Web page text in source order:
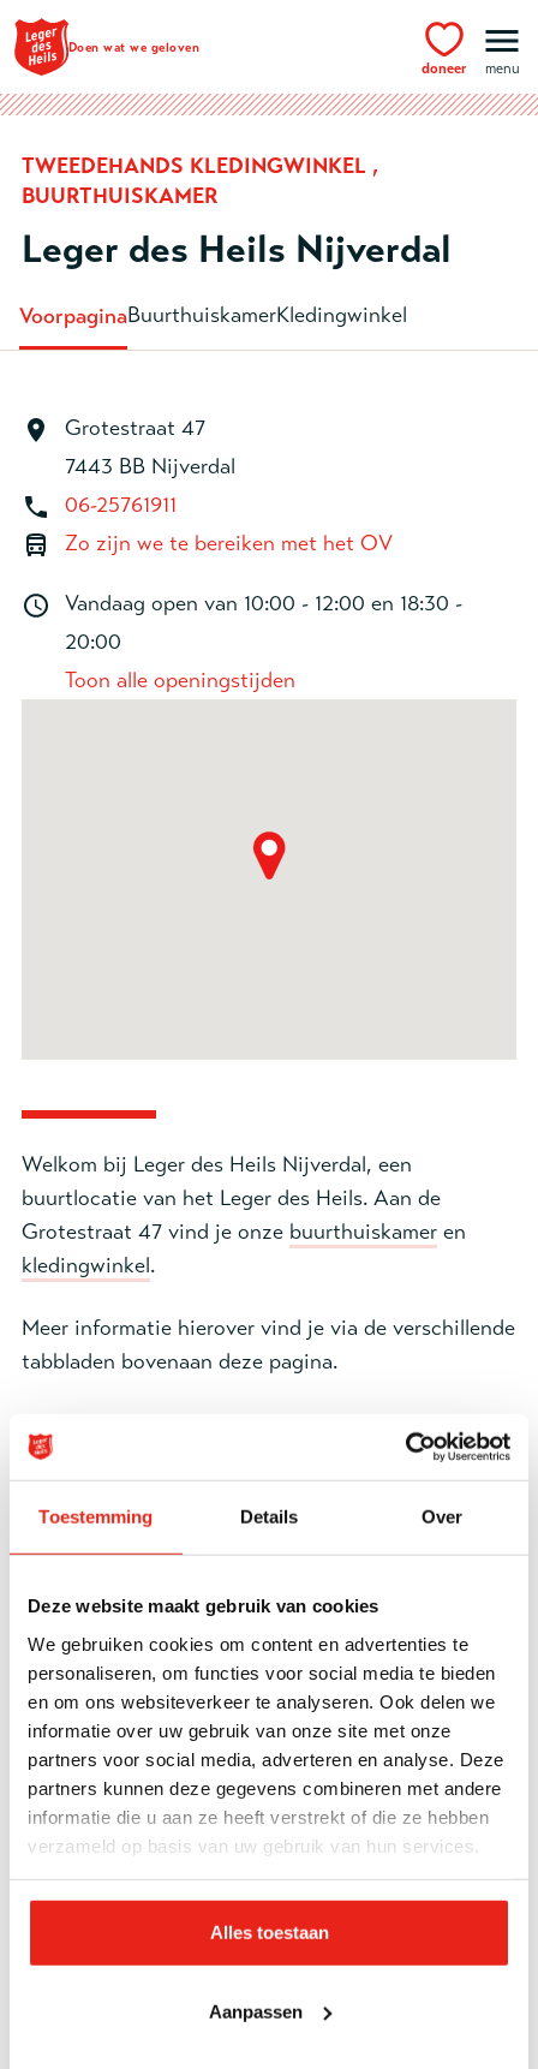
Toestemming Details Over
Deze website maakt gebruik van cookies
We gebruiken cookies om content en advertenties te
personaliseren, om functies voor social media te bieden
en om ons websiteverkeer te analyseren. Ook delen we
informatie over uw gebruik van onze site met onze
partners voor social media, adverteren en analyse. Deze
partners kunnen deze gegevens combineren met andere
informatie die u aan ze heeft verstrekt of die ze hebben
verzameld op basis van uw gebruik van hun services.
Alles toestaan
Aanpassen
Ga naar hoofdinhoud
Doen wat we geloven
doneer menu
TWEEDEHANDS KLEDINGWINKEL ,
BUURTHUISKAMER
Leger des Heils Nijverdal
VoorpaginaBuurthuiskamerKledingwinkel
Grotestraat 47
7443 BB Nijverdal
06-25761911
Zo zijn we te bereiken met het OV
Vandaag open van 10:00 - 12:00 en 18:30 -
20:00
Toon alle openingstijden
Welkom bij Leger des Heils Nijverdal, een
buurtlocatie van het Leger des Heils. Aan de
Grotestraat 47 vind je onze buurthuiskamer en
kledingwinkel.
Meer informatie hierover vind je via de verschillende
tabbladen bovenaan deze pagina.
DI
10:00 - 12:00
10:00 - 12:00
Kledingwinkel geopend
WO 10:30 - 13:30
Buurthuiskamer geopend
10:30 - 13:30
Kledingwinkel geopend
DO 10:00 - 12:00
Buurthuiskamer geopend
10:00 - 12:00